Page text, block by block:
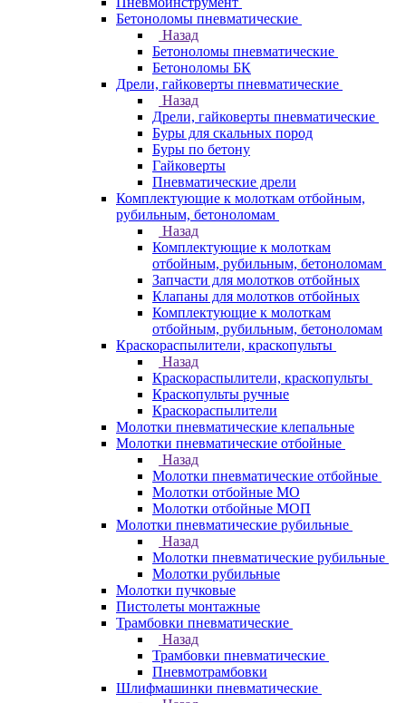
Бетоноломы пневматические
Назад
Бетоноломы пневматические
Бетоноломы БК
Дрели, гайковерты пневматические
Назад
Дрели, гайковерты пневматические
Буры для скальных пород
Буры по бетону
Гайковерты
Пневматические дрели
Комплектующие к молоткам отбойным,
рубильным, бетоноломам
Назад
Комплектующие к молоткам
отбойным, рубильным, бетоноломам
Запчасти для молотков отбойных
Клапаны для молотков отбойных
Комплектующие к молоткам
отбойным, рубильным, бетоноломам
Краскораспылители, краскопульты
Назад
Краскораспылители, краскопульты
Краскопульты ручные
Краскораспылители
Молотки пневматические клепальные
Молотки пневматические отбойные
Назад
Молотки пневматические отбойные
Молотки отбойные МО
Молотки отбойные МОП
Молотки пневматические рубильные
Назад
Молотки пневматические рубильные
Молотки рубильные
Молотки пучковые
Пистолеты монтажные
Трамбовки пневматические
Назад
Трамбовки пневматические
Пневмотрамбовки
Шлифмашинки пневматические